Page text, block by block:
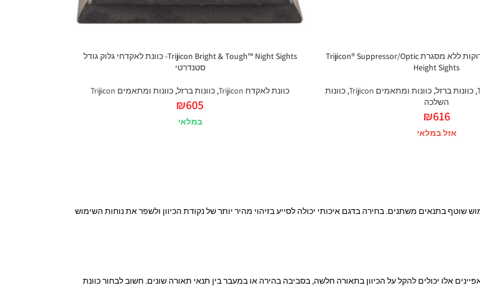
כוונת ברזל נקודות ירוקות ללא מסגרת Trijicon® Suppressor/Optic
Height Sights
, כוונות ברזל, כוונות ומתאמים Trijicon , כוונות
השלכה
₪616
אזל במלאי
Trijicon Bright & Tough™ Night Sights- כוונת לאקדחי גלוק גודל
סטנדרטי
כוונת לאקדח Trijicon , כוונות ברזל, כוונות ומתאמים Trijicon
₪605
במלאי
בתנאים משתנים. בחירה בדגם איכותי יכולה לסייע בזיהוי מהיר יותר של נקודת הכיוון ולשפר את נוחות השימוש
אלו יכולים להקל על הכיוון בתאורה חלשה, בסביבה בהירה או במעבר בין תנאי תאורה שונים. חשוב לבחור כוונת